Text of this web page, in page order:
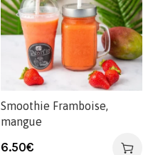
Smoothie Framboise,
mangue
6.50€